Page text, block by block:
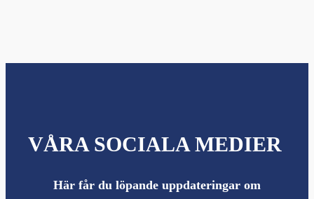
VÅRA SOCIALA MEDIER
Här får du löpande uppdateringar om